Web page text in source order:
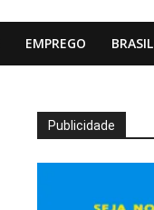
EMPREGO BRASIL
Publicidade